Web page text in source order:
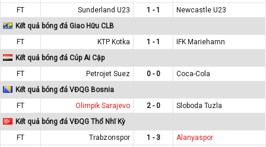
FT
Sunderland U23 1 - 1
Newcastle U23
Kết quả bóng đá Giao Hữu CLB
FT
KTP Kotka 1 - 1
IFK Mariehamn
Kết quả bóng đá Cúp Ai Cập
FT
Petrojet Suez 0 - 0
Coca-Cola
Kết quả bóng đá VĐQG Bosnia
FT
Olimpik Sarajevo 2 - 0
Sloboda Tuzla
Kết quả bóng đá VĐQG Thổ Nhĩ Kỳ
FT
Trabzonspor 1 - 3
Alanyaspor